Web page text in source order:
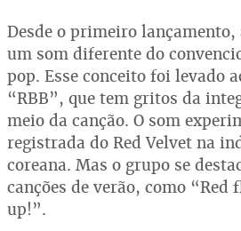
Desde o primeiro lançamento,
um som diferente do
pop. Esse conceito foi levado
“RBB”, que tem gritos da
meio da canção. O som
registrada do Red Velvet na
coreana. Mas o grupo se
canções de verão, como “Red
up!”.